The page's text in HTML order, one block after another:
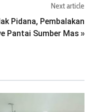
Next article
Pidana, Pembalakan
Pantai Sumber Mas »